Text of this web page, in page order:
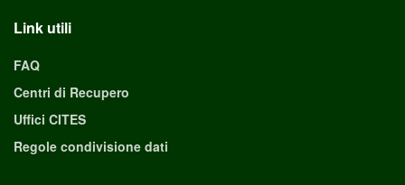
Link utili
FAQ
Centri di Recupero
Uffici CITES
Regole condivisione dati